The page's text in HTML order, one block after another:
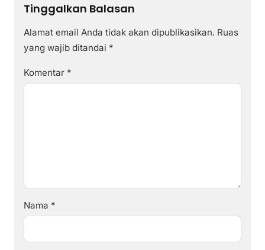
Tinggalkan Balasan
Alamat email Anda tidak akan dipublikasikan. Ruas
yang wajib ditandai *
Komentar *
Nama *